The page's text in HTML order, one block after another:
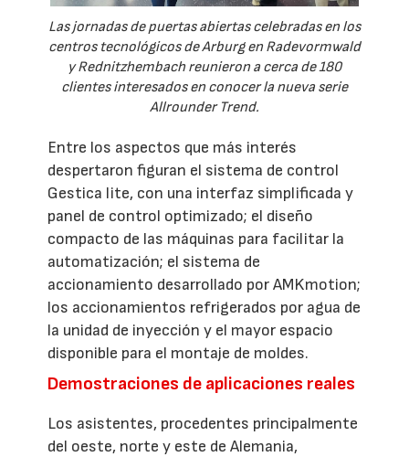
Las jornadas de puertas abiertas celebradas en los
centros tecnológicos de Arburg en Radevormwald
y Rednitzhembach reunieron a cerca de 180
clientes interesados en conocer la nueva serie
Allrounder Trend.
Entre los aspectos que más interés
despertaron figuran el sistema de control
Gestica lite, con una interfaz simplificada y
panel de control optimizado; el diseño
compacto de las máquinas para facilitar la
automatización; el sistema de
accionamiento desarrollado por AMKmotion;
los accionamientos refrigerados por agua de
la unidad de inyección y el mayor espacio
disponible para el montaje de moldes.
Demostraciones de aplicaciones reales
Los asistentes, procedentes principalmente
del oeste, norte y este de Alemania,